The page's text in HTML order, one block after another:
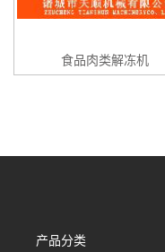
食品肉类解冻机
产品分类